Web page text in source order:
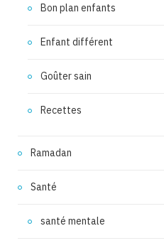
Bon plan enfants
Enfant différent
Goûter sain
Recettes
Ramadan
Santé
santé mentale